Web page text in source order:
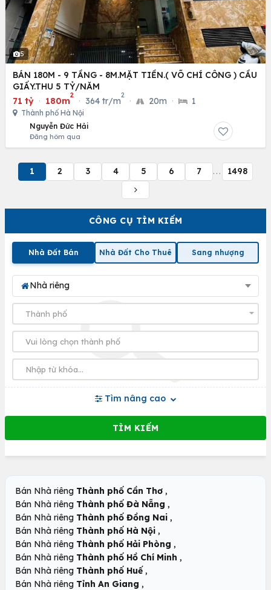
CÔNG CỤ TÌM KIẾM
Nhà Đất Bán Nhà Đất Cho Thuê Sang nhượng
Nhà riêng
Tìm nâng cao
5
BÁN 180M - 9 TẦNG - 8M.MẶT TIỀN.( VÕ CHÍ CÔNG ) CẦU
GIẤY.THU 5 TỶ/NĂM
71 tỷ · 180m
2
· 364 tr/m
2
· 20m · 1
Thành phố Hà Nội
Nguyễn Đức Hải
Đăng hôm qua
1 2 3 4 5 6 7 ... 1498
Bán Nhà riêng Thành phố Cần Thơ ,
Bán Nhà riêng Thành phố Đà Nẵng ,
Bán Nhà riêng Thành phố Đồng Nai ,
Bán Nhà riêng Thành phố Hà Nội ,
Bán Nhà riêng Thành phố Hải Phòng ,
Bán Nhà riêng Thành phố Hồ Chí Minh ,
Bán Nhà riêng Thành phố Huế ,
Bán Nhà riêng Tỉnh An Giang ,